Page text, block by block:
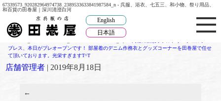
67339573_920282964974738_2389533633841987584_n - 呉服、浴衣、七五三、和小物、祭り用品、
和百貨の田巻屋｜深川清澄白河
English
日本語
ブレス、本日がプレオープンです！ 部屋着のデニム作務衣とグッズコーナーを田巻屋で任せ
て頂いております。光栄すぎますT^T
店舗管理者 | 2019年8月18日
←